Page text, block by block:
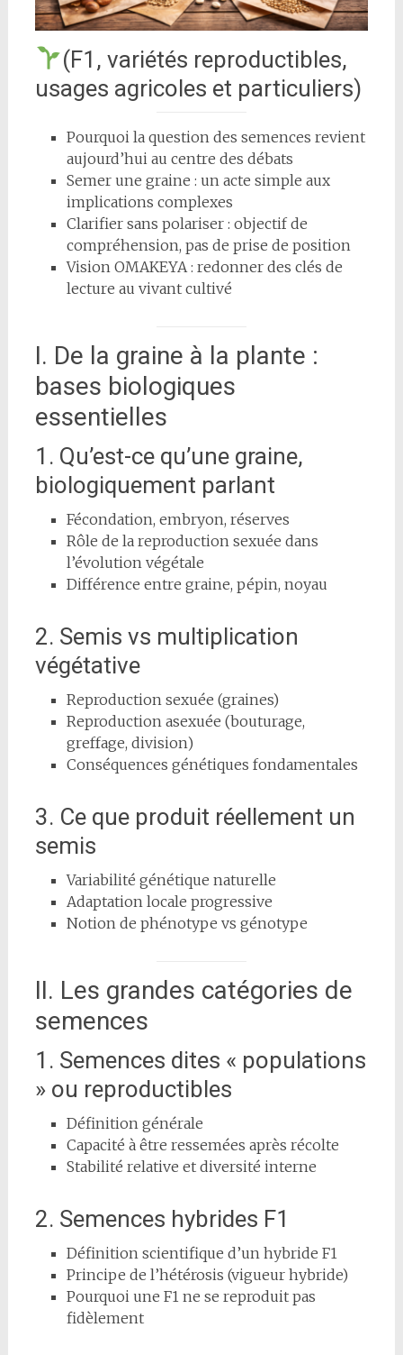
(F1, variétés reproductibles,
usages agricoles et particuliers)
Pourquoi la question des semences revient
aujourd’hui au centre des débats
Semer une graine : un acte simple aux
implications complexes
Clarifier sans polariser : objectif de
compréhension, pas de prise de position
Vision OMAKEYA : redonner des clés de
lecture au vivant cultivé
I. De la graine à la plante :
bases biologiques
essentielles
1. Qu’est-ce qu’une graine,
biologiquement parlant
Fécondation, embryon, réserves
Rôle de la reproduction sexuée dans
l’évolution végétale
Différence entre graine, pépin, noyau
2. Semis vs multiplication
végétative
Reproduction sexuée (graines)
Reproduction asexuée (bouturage,
greffage, division)
Conséquences génétiques fondamentales
3. Ce que produit réellement un
semis
Variabilité génétique naturelle
Adaptation locale progressive
Notion de phénotype vs génotype
II. Les grandes catégories de
semences
1. Semences dites « populations
» ou reproductibles
Définition générale
Capacité à être ressemées après récolte
Stabilité relative et diversité interne
2. Semences hybrides F1
Définition scientifique d’un hybride F1
Principe de l’hétérosis (vigueur hybride)
Pourquoi une F1 ne se reproduit pas
fidèlement